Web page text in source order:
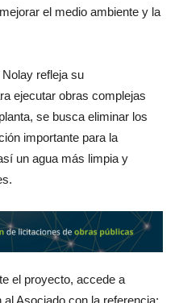
el medio ambiente y la
refleja su
ejecutar obras complejas
se busca eliminar los
importante para la
un agua más limpia y
el proyecto, accede a
Asociado con la referencia: